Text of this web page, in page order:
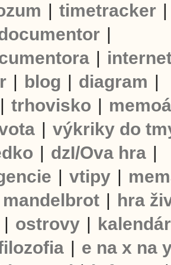
| timetracker |
|
|
| blog | diagram |
| trhovisko |
| výkriky do
| dzI/Ova hra |
| vtipy |
mandelbrot | hra
| ostrovy | kalendár
| e na x na